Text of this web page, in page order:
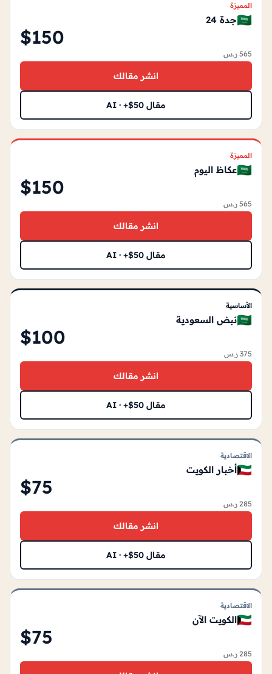
المميزة
🇸🇦جدة 24
$150
565 ر.س
انشر مقالك
مقال AI · +$50
المميزة
🇸🇦عكاظ اليوم
$150
565 ر.س
انشر مقالك
مقال AI · +$50
الأساسية
🇸🇦نبض السعودية
$100
375 ر.س
انشر مقالك
مقال AI · +$50
الاقتصادية
🇰🇼أخبار الكويت
$75
285 ر.س
انشر مقالك
مقال AI · +$50
الاقتصادية
🇰🇼الكويت الآن
$75
285 ر.س